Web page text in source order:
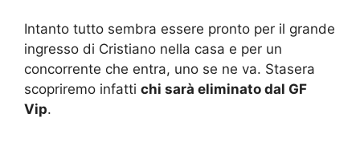
Intanto tutto sembra essere pronto per il grande
ingresso di Cristiano nella casa e per un
concorrente che entra, uno se ne va. Stasera
scopriremo infatti chi sarà eliminato dal GF
Vip.